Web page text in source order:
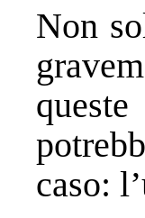
Non
caso: